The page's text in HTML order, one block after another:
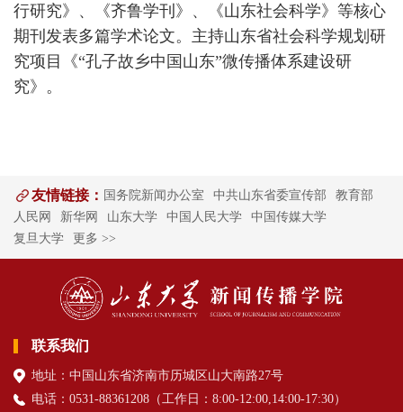
行研究》、《齐鲁学刊》、《山东社会科学》等核心
期刊发表多篇学术论文。主持山东省社会科学规划研
究项目《“孔子故乡中国山东”微传播体系建设研
究》。
友情链接： 国务院新闻办公室 中共山东省委宣传部
教育部
人民网
新华网 山东大学 中国人民大学
中国传媒大学
复旦大学
更多 >>
联系我们
地址：中国山东省济南市历城区山大南路27号
电话：0531-88361208（ 工作日 ：8:00-12:00,14:00-17:30）